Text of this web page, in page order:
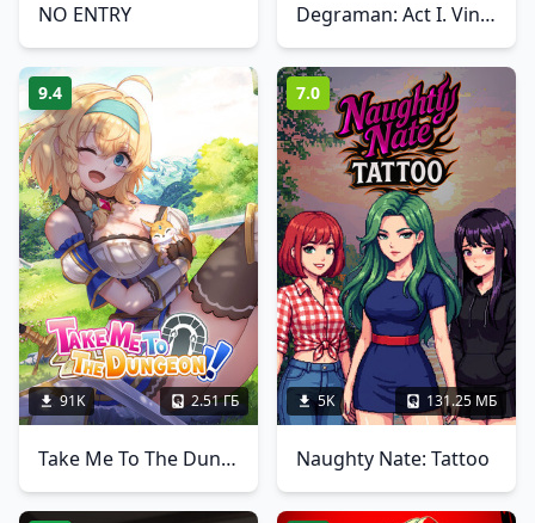
NO ENTRY Degraman: Act I. Vincent
9.4
91K 2.51 ГБ
Take Me To The Dungeon!!
7.0
5K 131.25 МБ
Naughty Nate: Tattoo